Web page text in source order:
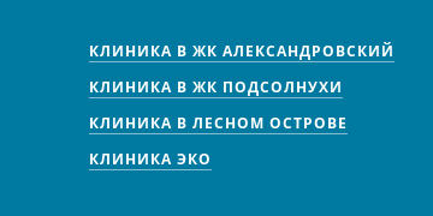
КЛИНИКА В ЖК АЛЕКСАНДРОВСКИЙ
КЛИНИКА В ЖК ПОДСОЛНУХИ
КЛИНИКА В ЛЕСНОМ ОСТРОВЕ
КЛИНИКА ЭКО